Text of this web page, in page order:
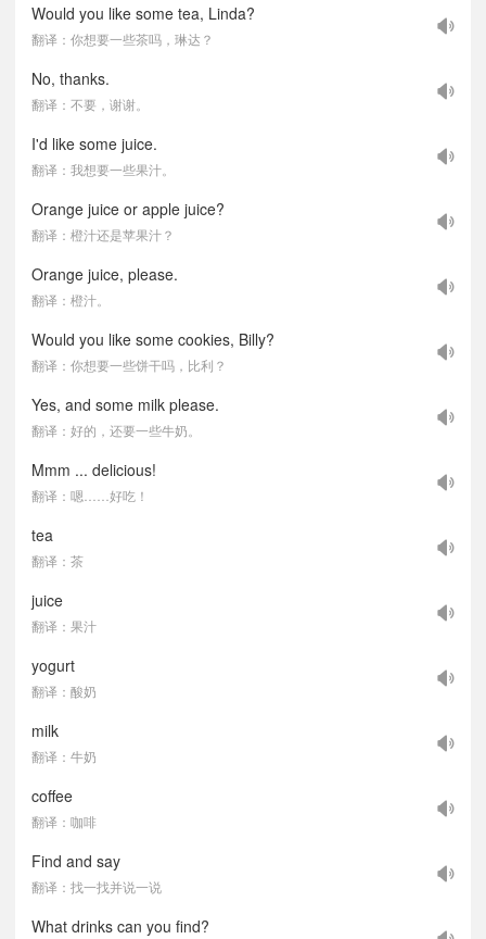
Would you like some tea, Linda?
翻译：你想要一些茶吗，琳达？
No, thanks.
翻译：不要，谢谢。
I'd like some juice.
翻译：我想要一些果汁。
Orange juice or apple juice?
翻译：橙汁还是苹果汁？
Orange juice, please.
翻译：橙汁。
Would you like some cookies, Billy?
翻译：你想要一些饼干吗，比利？
Yes, and some milk please.
翻译：好的，还要一些牛奶。
Mmm ... delicious!
翻译：嗯……好吃！
tea
翻译：茶
juice
翻译：果汁
yogurt
翻译：酸奶
milk
翻译：牛奶
coffee
翻译：咖啡
Find and say
翻译：找一找并说一说
What drinks can you find?